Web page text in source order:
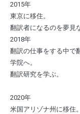
2015年
東京に移住。
翻訳者になるのを夢見
2018年
翻訳の仕事をする中で
学院へ。
翻訳研究を学ぶ。
2020年
米国アリゾナ州に移住。